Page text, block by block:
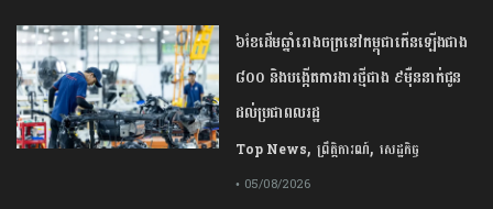
៦ខែដើមឆ្នាំរោងចក្រនៅកម្ពុជាកើនឡើងជាង
៨០០ និងបង្កើតការងារថ្មីជាង ៩ម៉ឺននាក់ជូន
ដល់ប្រជាពលរដ្ឋ
Top News,ព្រឹត្តិការណ៍,សេដ្ឋកិច្ច
• 05/08/2026